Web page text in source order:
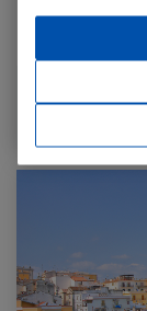
dal 22/08/26